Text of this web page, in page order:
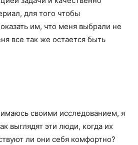
для того чтобы
им, что меня выбрали не
все так же остается быть
своими исследованием, я
выглядят эти люди, когда их
ли они себя комфортно?